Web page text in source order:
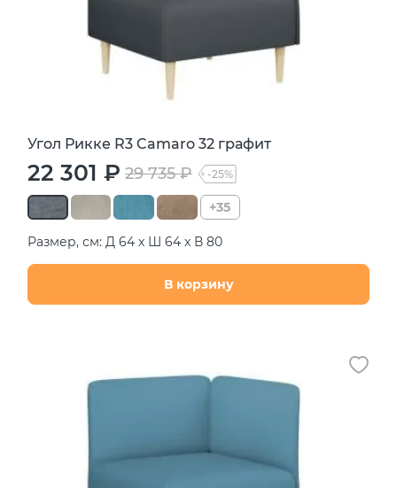
Угол Рикке R3 Camaro 32 графит
22 301 ₽ 29 735 ₽ -25%
+35
Размер, см: Д 64 х Ш 64 х В 80
В корзину